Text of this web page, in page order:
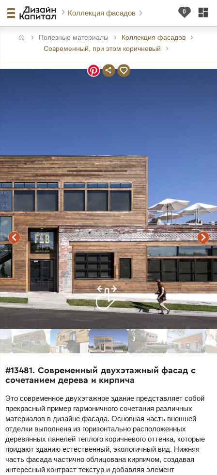
Коллекция фасадов
Полезные материалы
Коллекция фасадов
Современный, при этом коричневый
#13481. Современный двухэтажный фасад с
сочетанием дерева и кирпича
Это современное двухэтажное здание представляет собой
прекрасный пример гармоничного сочетания различных
материалов в дизайне фасада. Основная часть внешней
отделки выполнена из горизонтально расположенных
деревянных панелей теплого коричневого оттенка, которые
придают зданию естественный, экологичный вид. Нижняя
часть фасада частично облицована кирпичом, создавая
интересный контраст текстур и добавляя элемент